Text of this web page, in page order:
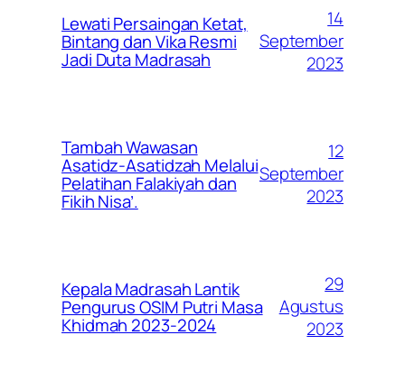
Lewati Persaingan Ketat,
Bintang dan Vika Resmi
Jadi Duta Madrasah
14
September
2023
Tambah Wawasan
Asatidz-Asatidzah Melalui
Pelatihan Falakiyah dan
Fikih Nisa’.
12
September
2023
Kepala Madrasah Lantik
Pengurus OSIM Putri Masa
Khidmah 2023-2024
29
Agustus
2023